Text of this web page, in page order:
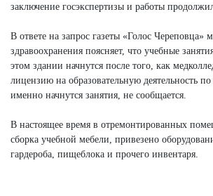
заключение госэкспертизы и работы
В ответе на запрос газеты «Голос Череповца»
здравоохранения поясняет, что учебные
этом здании начнутся после того, как
лицензию на образовательную деятельность
именно начнутся занятия, не сообщается.
В настоящее время в отремонтированных
сборка учебной мебели, привезено
гардероба, пищеблока и прочего инвентаря.